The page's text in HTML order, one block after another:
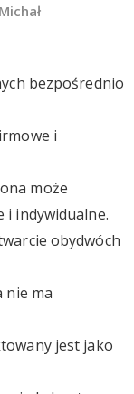
Michał
bezpośrednio
i
może
indywidualne.
obydwóch
nie ma
jest jako